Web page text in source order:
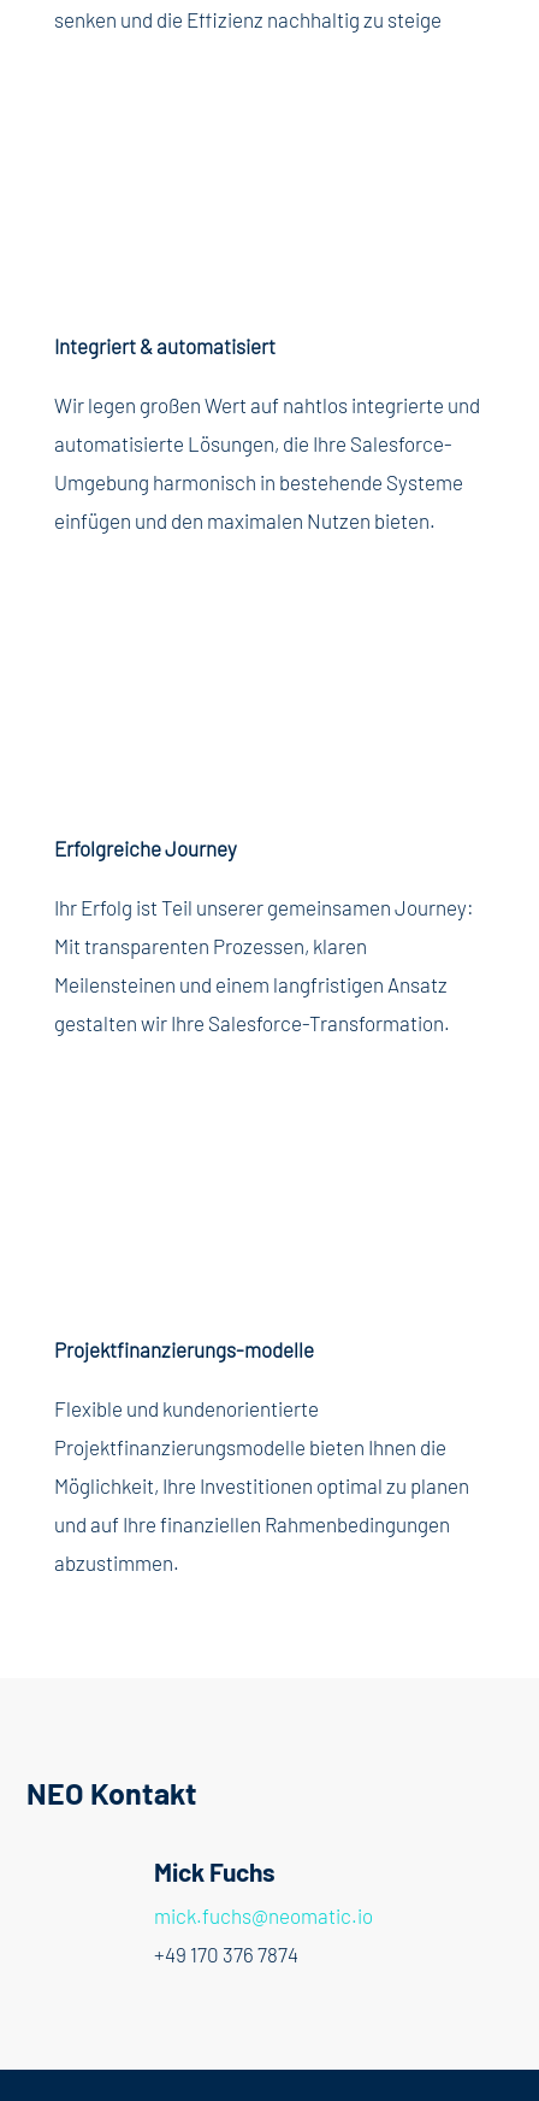
senken und die Effizienz nachhaltig zu steige
Integriert& automatisiert
Wir legen großen Wert auf nahtlos integrierte und
automatisierte Lösungen, die Ihre Salesforce-
Umgebung harmonisch in bestehende Systeme
einfügen und den maximalen Nutzen bieten.
ErfolgreicheJourney
Ihr Erfolg ist Teil unserer gemeinsamen Journey:
Mit transparenten Prozessen, klaren
Meilensteinen und einem langfristigen Ansatz
gestalten wir Ihre Salesforce-Transformation.
Projektfinanzierungs-modelle
Flexible und kundenorientierte
Projektfinanzierungsmodelle bieten Ihnen die
Möglichkeit, Ihre Investitionen optimal zu planen
und auf Ihre finanziellen Rahmenbedingungen
abzustimmen.
NEO Kontakt
Mick Fuchs
mick.fuchs@neomatic.io
+49 170 376 7874